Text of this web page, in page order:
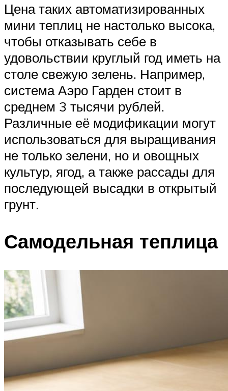
Цена таких автоматизированных
мини теплиц не настолько высока,
чтобы отказывать себе в
удовольствии круглый год иметь на
столе свежую зелень. Например,
система Аэро Гарден стоит в
среднем 3 тысячи рублей.
Различные её модификации могут
использоваться для выращивания
не только зелени, но и овощных
культур, ягод, а также рассады для
последующей высадки в открытый
грунт.
Самодельная теплица